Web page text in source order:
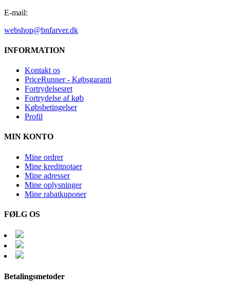
E-mail:
webshop@bnfarver.dk
INFORMATION
Kontakt os
PriceRunner - Købsgaranti
Fortrydelsesret
Fortrydelse af køb
Købsbetingelser
Profil
MIN KONTO
Mine ordrer
Mine kreditnotaer
Mine adresser
Mine oplysninger
Mine rabatkuponer
FØLG OS
Betalingsmetoder